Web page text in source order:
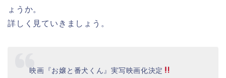
ょうか。
詳しく見ていきましょう。
映画『お嬢と番犬くん』実写映画化決定